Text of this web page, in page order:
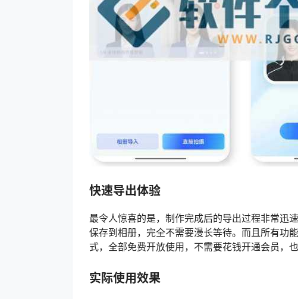
快速导出体验
最令人惊喜的是，制作完成后的导出过程非常迅
保存到相册，完全不需要漫长等待。而且所有功
式，全部免费开放使用，不需要花钱开通会员，
实际使用效果